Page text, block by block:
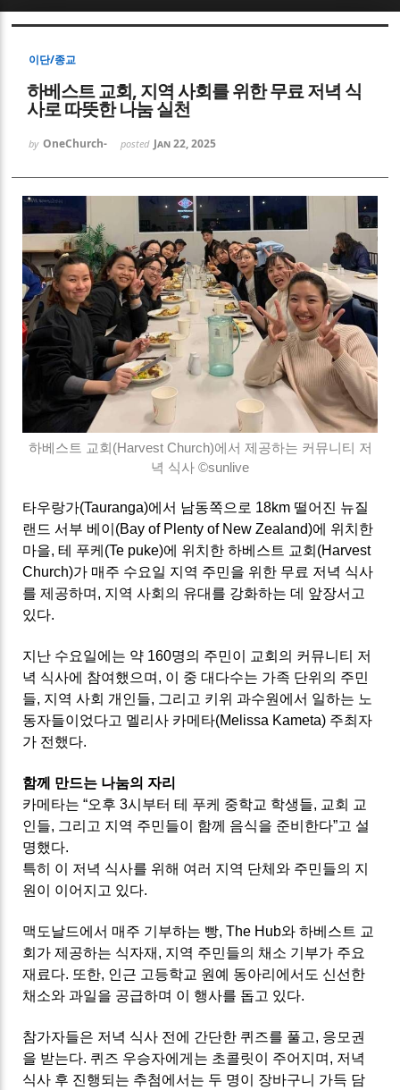
이단/종교
하베스트 교회, 지역 사회를 위한 무료 저녁 식
사로 따뜻한 나눔 실천
by OneChurch- posted Jan 22, 2025
하베스트 교회(Harvest Church)에서 제공하는 커뮤니티 저
녁 식사 ©sunlive
타우랑가(Tauranga)에서 남동쪽으로 18km 떨어진 뉴질
랜드 서부 베이(Bay of Plenty of New Zealand)에 위치한
마을, 테 푸케(Te puke)에 위치한 하베스트 교회(Harvest
Church)가 매주 수요일 지역 주민을 위한 무료 저녁 식사
를 제공하며, 지역 사회의 유대를 강화하는 데 앞장서고
있다.
지난 수요일에는 약 160명의 주민이 교회의 커뮤니티 저
녁 식사에 참여했으며, 이 중 대다수는 가족 단위의 주민
들, 지역 사회 개인들, 그리고 키위 과수원에서 일하는 노
동자들이었다고 멜리사 카메타(Melissa Kameta) 주최자
가 전했다.
함께 만드는 나눔의 자리
카메타는 “오후 3시부터 테 푸케 중학교 학생들, 교회 교
인들, 그리고 지역 주민들이 함께 음식을 준비한다”고 설
명했다.
특히 이 저녁 식사를 위해 여러 지역 단체와 주민들의 지
원이 이어지고 있다.
맥도날드에서 매주 기부하는 빵, The Hub와 하베스트 교
회가 제공하는 식자재, 지역 주민들의 채소 기부가 주요
재료다. 또한, 인근 고등학교 원예 동아리에서도 신선한
채소와 과일을 공급하며 이 행사를 돕고 있다.
참가자들은 저녁 식사 전에 간단한 퀴즈를 풀고, 응모권
을 받는다. 퀴즈 우승자에게는 초콜릿이 주어지며, 저녁
식사 후 진행되는 추첨에서는 두 명이 장바구니 가득 담
Sketchbook5, 스케치북5
Sketchbook5, 스케치북5